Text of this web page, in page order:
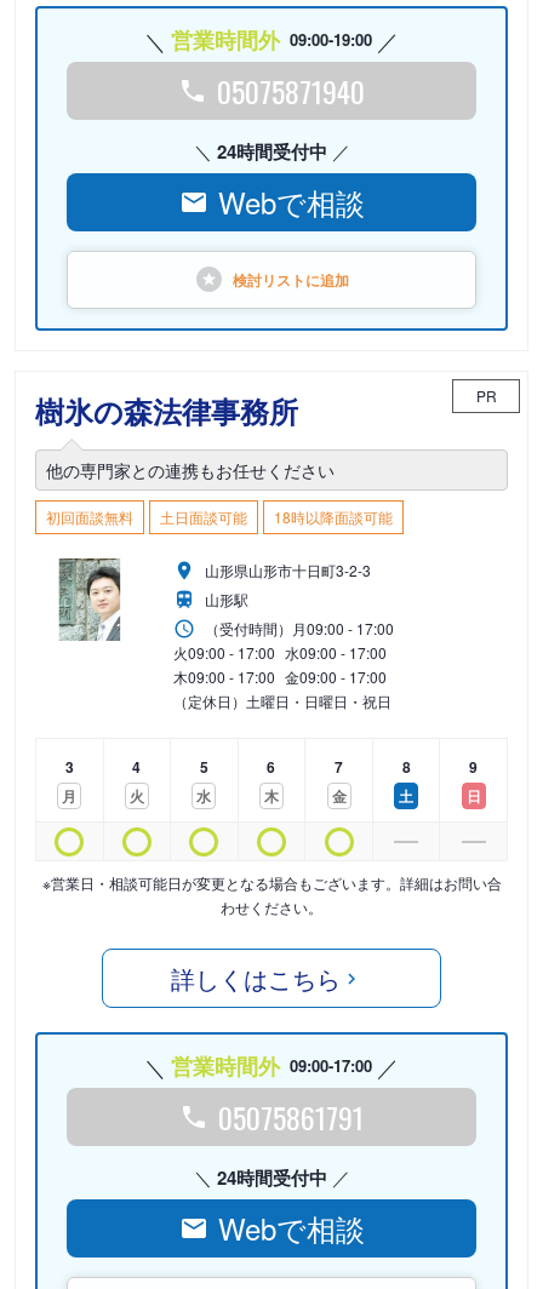
営業時間外 09:00-19:00
05075871940
24時間受付中
Webで相談
検討リストに追加
樹氷の森法律事務所 PR
他の専門家との連携もお任せください
初回面談無料 土日面談可能 18時以降面談可能
山形県山形市十日町3-2-3
山形駅
（受付時間） 月09:00 - 17:00
火09:00 - 17:00 水09:00 - 17:00
木09:00 - 17:00 金09:00 - 17:00
（定休日）土曜日・日曜日・祝日
3
月
4
火
5
水
6
木
7
金
8
土
9
日
※営業日・相談可能日が変更となる場合もございます。詳細はお問い合
わせください。
詳しくはこちら
営業時間外 09:00-17:00
05075861791
24時間受付中
Webで相談